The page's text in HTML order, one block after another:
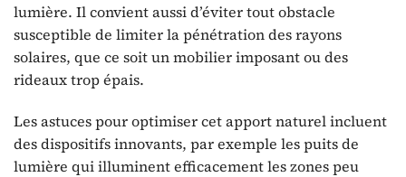
lumière. Il convient aussi d’éviter tout obstacle
susceptible de limiter la pénétration des rayons
solaires, que ce soit un mobilier imposant ou des
rideaux trop épais.
Les astuces pour optimiser cet apport naturel incluent
des dispositifs innovants, par exemple les puits de
lumière qui illuminent efficacement les zones peu